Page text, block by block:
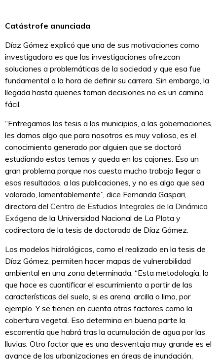
Catástrofe anunciada
Díaz Gómez explicó que una de sus motivaciones como
investigadora es que las investigaciones ofrezcan
soluciones a problemáticas de la sociedad y que esa fue
fundamental a la hora de definir su carrera. Sin embargo, la
llegada hasta quienes toman decisiones no es un camino
fácil.
“Entregamos las tesis a los municipios, a las gobernaciones,
les damos algo que para nosotros es muy valioso, es el
conocimiento generado por alguien que se doctoró
estudiando estos temas y queda en los cajones. Eso un
gran problema porque nos cuesta mucho trabajo llegar a
esos resultados, a las publicaciones, y no es algo que sea
valorado, lamentablemente”, dice Fernanda Gaspari,
directora del Centro de Estudios Integrales de la Dinámica
Exógena de la Universidad Nacional de La Plata y
codirectora de la tesis de doctorado de Díaz Gómez.
Los modelos hidrológicos, como el realizado en la tesis de
Díaz Gómez, permiten hacer mapas de vulnerabilidad
ambiental en una zona determinada. “Esta metodología, lo
que hace es cuantificar el escurrimiento a partir de las
características del suelo, si es arena, arcilla o limo, por
ejemplo. Y se tienen en cuenta otros factores como la
cobertura vegetal. Eso determina en buena parte la
escorrentía que habrá tras la acumulación de agua por las
lluvias. Otro factor que es una desventaja muy grande es el
avance de las urbanizaciones en áreas de inundación,